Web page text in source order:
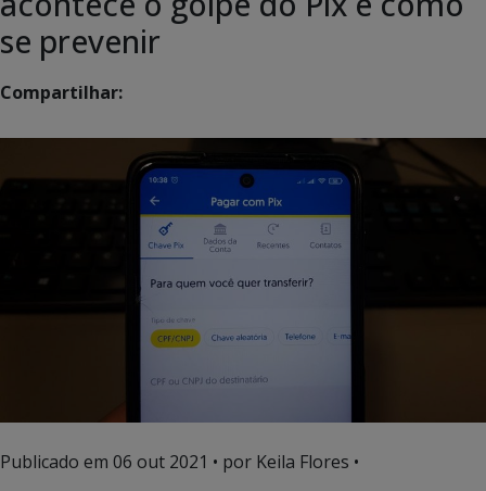
se prevenir
Compartilhar:
Publicado em 06 out 2021 • por Keila Flores •